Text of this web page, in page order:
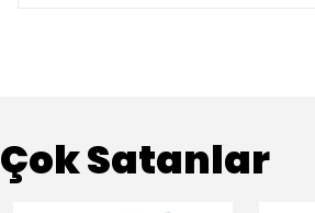
Çok Satanlar